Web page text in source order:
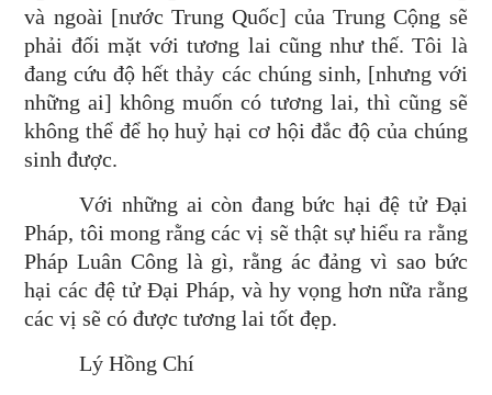
và ngoài [nước Trung Quốc] của Trung Cộng sẽ
phải đối mặt với tương lai cũng như thế. Tôi là
đang cứu độ hết thảy các chúng sinh, [nhưng với
những ai] không muốn có tương lai, thì cũng sẽ
không thể để họ huỷ hại cơ hội đắc độ của chúng
sinh được.
Với những ai còn đang bức hại đệ tử Đại
Pháp, tôi mong rằng các vị sẽ thật sự hiểu ra rằng
Pháp Luân Công là gì, rằng ác đảng vì sao bức
hại các đệ tử Đại Pháp, và hy vọng hơn nữa rằng
các vị sẽ có được tương lai tốt đẹp.
Lý Hồng Chí